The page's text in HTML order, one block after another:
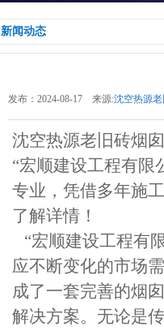
新闻动态
发布：2024-08-17 来源:沈空热源
沈空热源老旧砖烟
“宏顺建设工程有限
专业，凭借多年施
了解详情！
“宏顺建设工程有
应不断变化的市场
成了一套完善的烟
解决方案。无论是